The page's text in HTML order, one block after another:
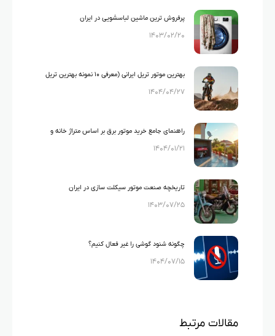
پرفروش ترین ماشین لباسشویی در ایران
۱۴۰۳/۰۲/۲۰
بهترین موتور تریل ایرانی (معرفی ۱۰ نمونه بهترین تریل
های ایرانی)
۱۴۰۴/۰۴/۲۷
راهنمای جامع خرید موتور برق بر اساس متراژ خانه و
لوازم خانگی
۱۴۰۴/۰۱/۲۱
تاریخچه صنعت موتور سیکلت سازی در ایران
۱۴۰۳/۰۷/۲۵
چگونه شنود گوشی را غیر فعال کنیم؟
۱۴۰۴/۰۷/۱۵
مقالات مرتبط